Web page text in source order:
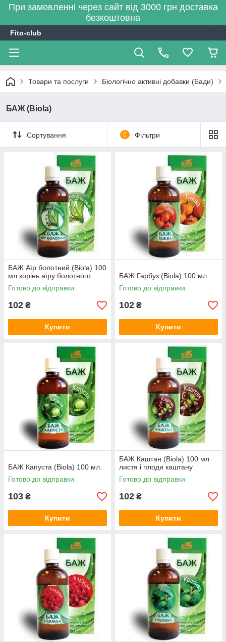
При замовленні через сайт від 3000 грн доставка
безкоштовна
Fito-club
Товари та послуги Біологічно активні добавки (Бади)
БАЖ (Biola)
Сортування 0 Фільтри
БАЖ Аїр болотний (Biola) 100
мл корінь аїру болотного
Готово до відправки
102 ₴
Купити
БАЖ Гарбуз (Biola) 100 мл
Готово до відправки
102 ₴
Купити
БАЖ Капуста (Biola) 100 мл.
Готово до відправки
103 ₴
Купити
БАЖ Каштан (Biola) 100 мл
листя і плоди каштану
Готово до відправки
102 ₴
Купити